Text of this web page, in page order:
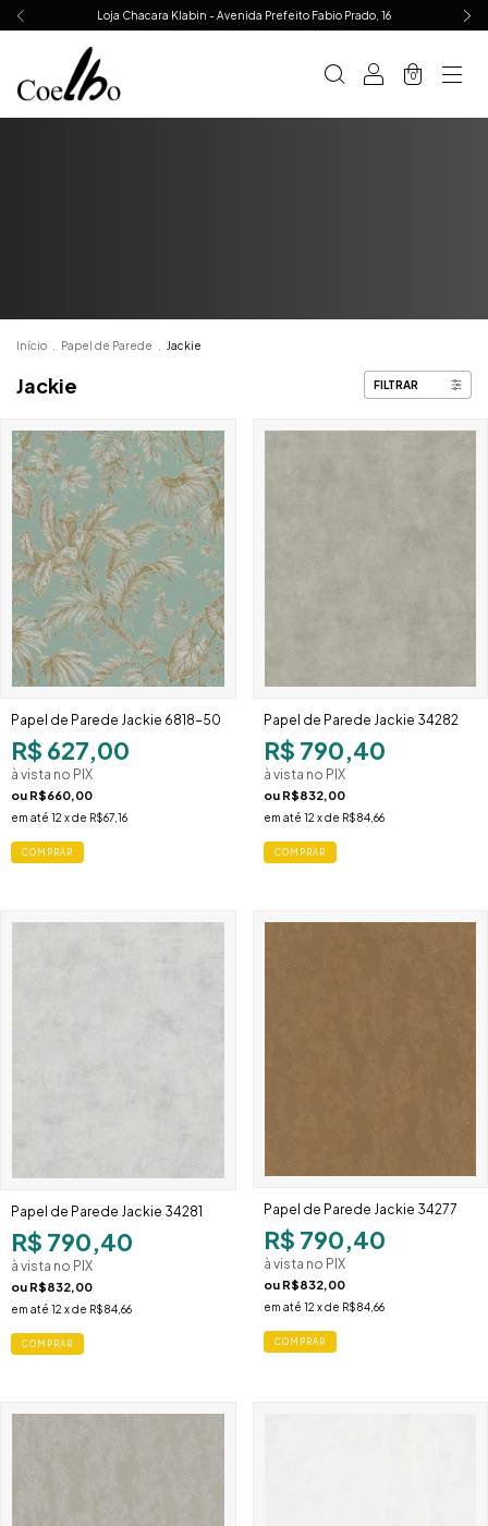
Loja Chacara Klabin - Avenida Prefeito Fabio Prado, 16
0
Início Papel de Parede Jackie
Jackie FILTRAR
Papel de Parede Jackie 6818-50
R$ 627,00
à vista no PIX
ou R$660,00
em até 12 x de R$67,16
Papel de Parede Jackie 34282
R$ 790,40
à vista no PIX
ou R$832,00
em até 12 x de R$84,66
Papel de Parede Jackie 34281
R$ 790,40
à vista no PIX
ou R$832,00
em até 12 x de R$84,66
Papel de Parede Jackie 34277
R$ 790,40
à vista no PIX
ou R$832,00
em até 12 x de R$84,66